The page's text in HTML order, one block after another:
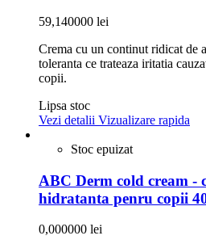
59,140000 lei
Crema cu un continut ridicat de
toleranta ce trateaza iritatia
copii.
Lipsa stoc
Vezi detalii Vizualizare rapida
Stoc epuizat
ABC Derm cold cream -
hidratanta penru copii
0,000000 lei